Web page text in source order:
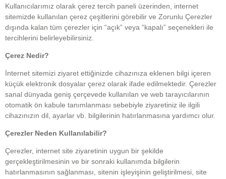
Kullanıcılarımız olarak çerez tercih paneli üzerinden, internet
sitemizde kullanılan çerez çeşitlerini görebilir ve Zorunlu Çerezler
dışında kalan tüm çerezler için “açık” veya “kapalı” seçenekleri ile
tercihlerini belirleyebilirsiniz.
Çerez Nedir?
İnternet sitemizi ziyaret ettiğinizde cihazınıza eklenen bilgi içeren
küçük elektronik dosyalar çerez olarak ifade edilmektedir. Çerezler
sanal dünyada geniş çerçevede kullanılan ve web tarayıcılarının
otomatik ön kabule tanımlanması sebebiyle ziyaretiniz ile ilgili
cihazınızın dil, ayarlar vb. bilgilerinin hatırlanmasına yardımcı olur.
Çerezler Neden Kullanılabilir?
Çerezler, internet site ziyaretinin uygun bir şekilde
gerçekleştirilmesinin ve bir sonraki kullanımda bilgilerin
hatırlanmasının sağlanması, sitenin işleyişinin geliştirilmesi, site